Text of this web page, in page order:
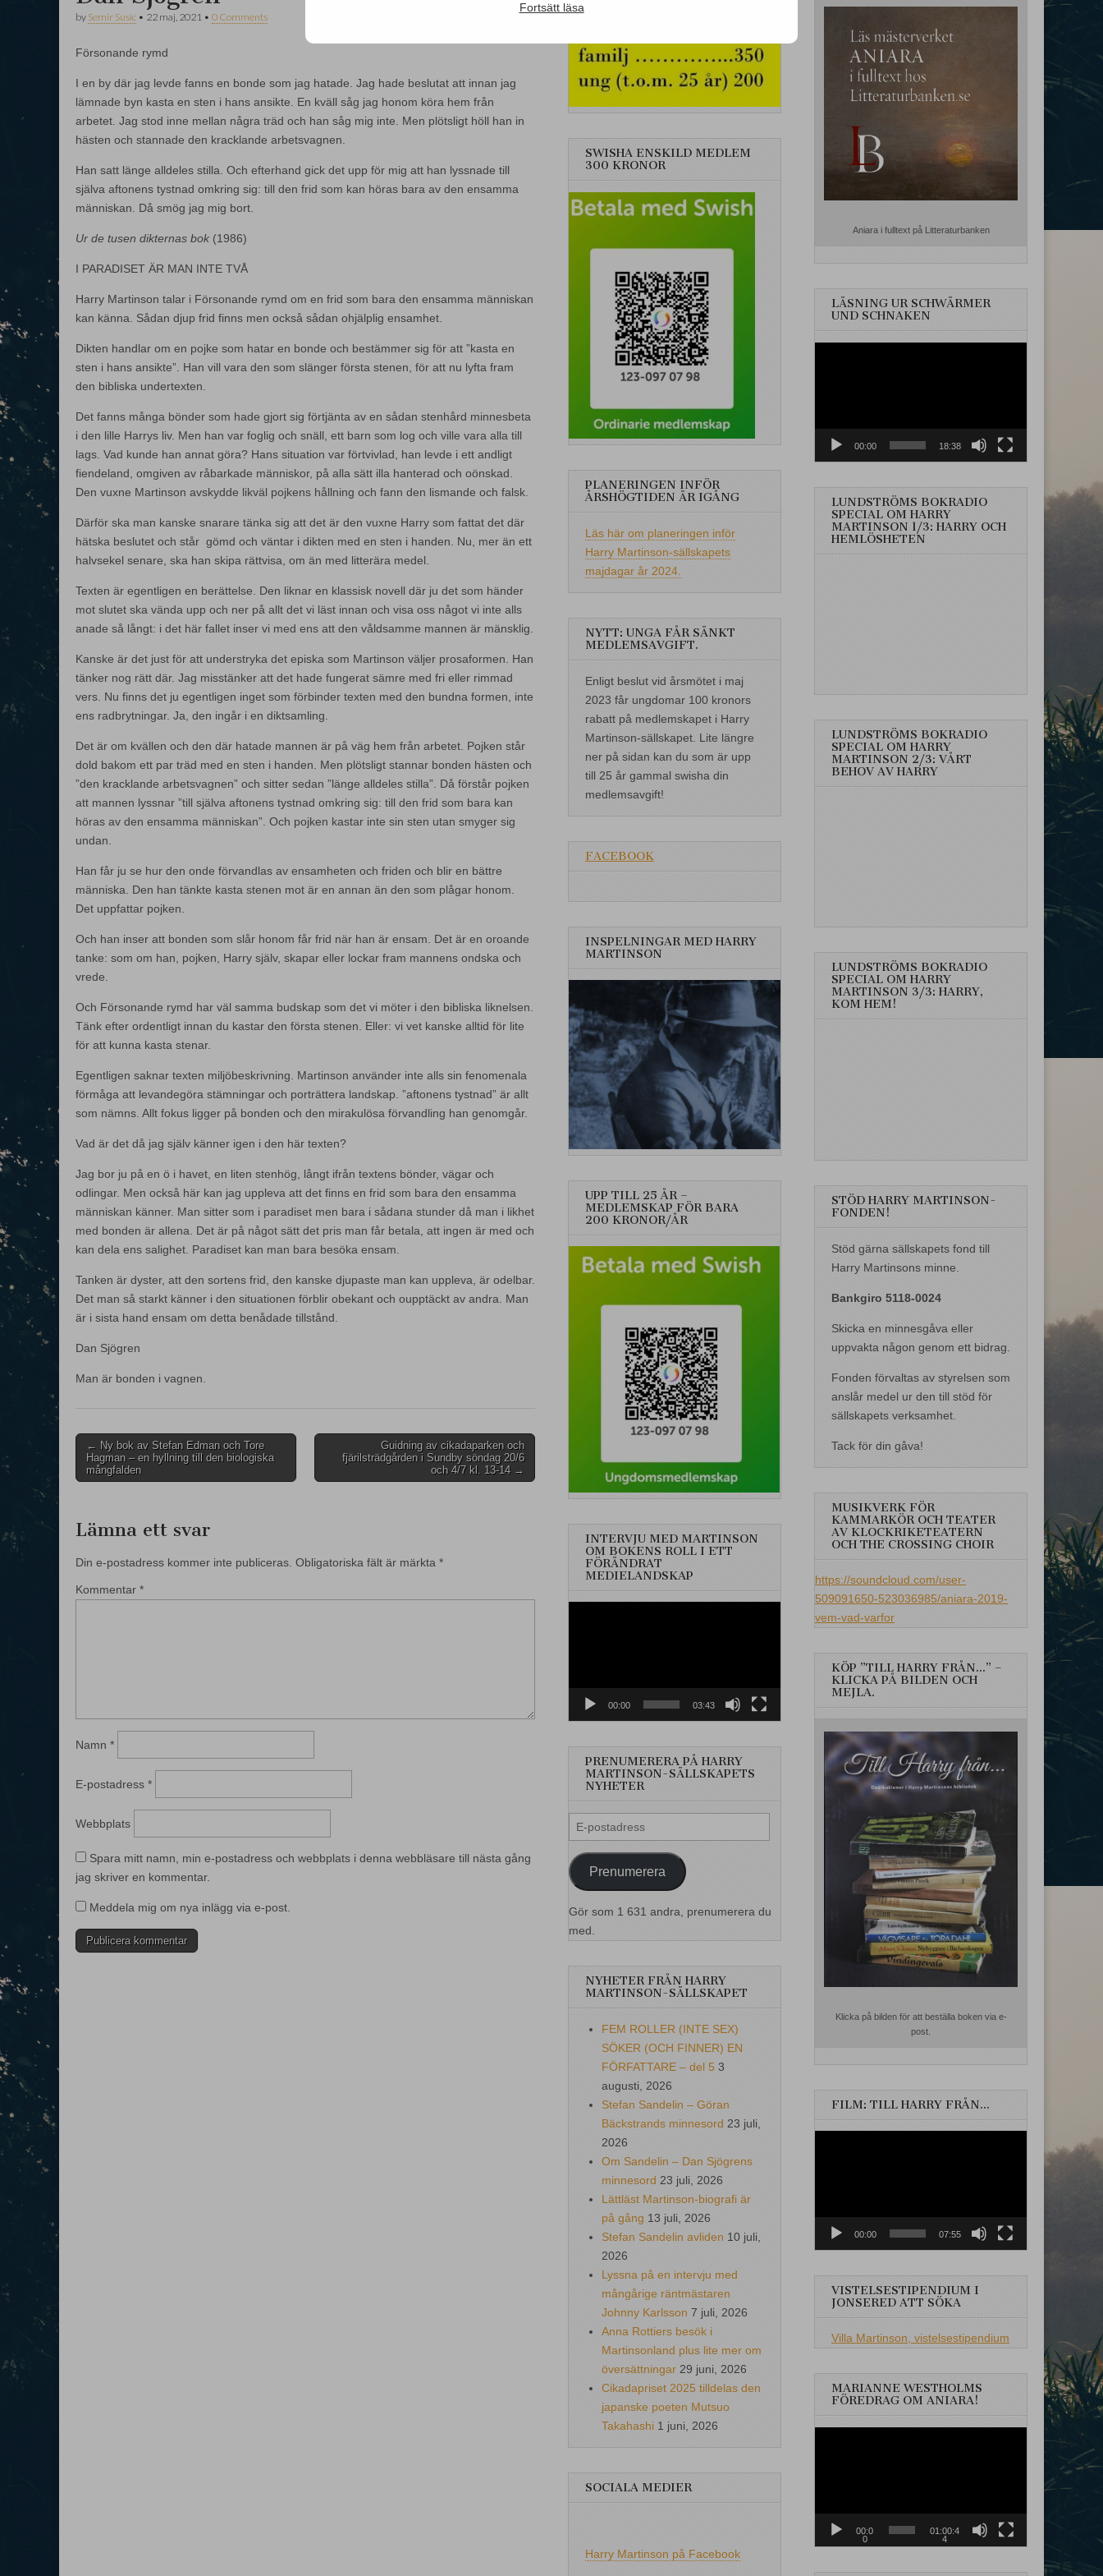
by Semir Susic • 22 maj, 2021 • 0 Comments
Försonande rymd
I en by där jag levde fanns en bonde som jag hatade. Jag hade beslutat att innan jag
lämnade byn kasta en sten i hans ansikte. En kväll såg jag honom köra hem från
arbetet. Jag stod inne mellan några träd och han såg mig inte. Men plötsligt höll han in
hästen och stannade den kracklande arbetsvagnen.
Han satt länge alldeles stilla. Och efterhand gick det upp för mig att han lyssnade till
själva aftonens tystnad omkring sig: till den frid som kan höras bara av den ensamma
människan. Då smög jag mig bort.
Ur de tusen dikternas bok (1986)
I PARADISET ÄR MAN INTE TVÅ
Harry Martinson talar i Försonande rymd om en frid som bara den ensamma människan
kan känna. Sådan djup frid finns men också sådan ohjälplig ensamhet.
Dikten handlar om en pojke som hatar en bonde och bestämmer sig för att ”kasta en
sten i hans ansikte”. Han vill vara den som slänger första stenen, för att nu lyfta fram
den bibliska undertexten.
Det fanns många bönder som hade gjort sig förtjänta av en sådan stenhård minnesbeta
i den lille Harrys liv. Men han var foglig och snäll, ett barn som log och ville vara alla till
lags. Vad kunde han annat göra? Hans situation var förtvivlad, han levde i ett andligt
fiendeland, omgiven av råbarkade människor, på alla sätt illa hanterad och oönskad.
Den vuxne Martinson avskydde likväl pojkens hållning och fann den lismande och falsk.
Därför ska man kanske snarare tänka sig att det är den vuxne Harry som fattat det där
hätska beslutet och står gömd och väntar i dikten med en sten i handen. Nu, mer än ett
halvsekel senare, ska han skipa rättvisa, om än med litterära medel.
Texten är egentligen en berättelse. Den liknar en klassisk novell där ju det som händer
mot slutet ska vända upp och ner på allt det vi läst innan och visa oss något vi inte alls
anade så långt: i det här fallet inser vi med ens att den våldsamme mannen är mänsklig.
Kanske är det just för att understryka det episka som Martinson väljer prosaformen. Han
tänker nog rätt där. Jag misstänker att det hade fungerat sämre med fri eller rimmad
vers. Nu finns det ju egentligen inget som förbinder texten med den bundna formen, inte
ens radbrytningar. Ja, den ingår i en diktsamling.
Det är om kvällen och den där hatade mannen är på väg hem från arbetet. Pojken står
dold bakom ett par träd med en sten i handen. Men plötsligt stannar bonden hästen och
”den kracklande arbetsvagnen” och sitter sedan ”länge alldeles stilla”. Då förstår pojken
att mannen lyssnar ”till själva aftonens tystnad omkring sig: till den frid som bara kan
höras av den ensamma människan”. Och pojken kastar inte sin sten utan smyger sig
undan.
Han får ju se hur den onde förvandlas av ensamheten och friden och blir en bättre
människa. Den han tänkte kasta stenen mot är en annan än den som plågar honom.
Det uppfattar pojken.
Och han inser att bonden som slår honom får frid när han är ensam. Det är en oroande
tanke: som om han, pojken, Harry själv, skapar eller lockar fram mannens ondska och
vrede.
Och Försonande rymd har väl samma budskap som det vi möter i den bibliska liknelsen.
Tänk efter ordentligt innan du kastar den första stenen. Eller: vi vet kanske alltid för lite
för att kunna kasta stenar.
Egentligen saknar texten miljöbeskrivning. Martinson använder inte alls sin fenomenala
förmåga att levandegöra stämningar och porträttera landskap. ”aftonens tystnad” är allt
som nämns. Allt fokus ligger på bonden och den mirakulösa förvandling han genomgår.
Vad är det då jag själv känner igen i den här texten?
Jag bor ju på en ö i havet, en liten stenhög, långt ifrån textens bönder, vägar och
odlingar. Men också här kan jag uppleva att det finns en frid som bara den ensamma
människan känner. Man sitter som i paradiset men bara i sådana stunder då man i likhet
med bonden är allena. Det är på något sätt det pris man får betala, att ingen är med och
kan dela ens salighet. Paradiset kan man bara besöka ensam.
Tanken är dyster, att den sortens frid, den kanske djupaste man kan uppleva, är odelbar.
Det man så starkt känner i den situationen förblir obekant och oupptäckt av andra. Man
är i sista hand ensam om detta benådade tillstånd.
Dan Sjögren
Man är bonden i vagnen.
Post
navigation
← Ny bok av Stefan Edman och Tore
Hagman – en hyllning till den biologiska
mångfalden
Guidning av cikadaparken och
fjärilsträdgården i Sundby söndag 20/6
och 4/7 kl. 13-14 →
Lämna ett svar
Din e-postadress kommer inte publiceras. Obligatoriska fält är märkta *
Kommentar *
Namn *
E-postadress *
Webbplats
Spara mitt namn, min e-postadress och webbplats i denna webbläsare till nästa gång
jag skriver en kommentar.
Meddela mig om nya inlägg via e-post.
SWISHA ENSKILD MEDLEM
300 KRONOR
PLANERINGEN INFÖR
ÅRSHÖGTIDEN ÄR IGÅNG
Läs här om planeringen inför
Harry Martinson-sällskapets
majdagar år 2024.
NYTT: UNGA FÅR SÄNKT
MEDLEMSAVGIFT.
Enligt beslut vid årsmötet i maj
2023 får ungdomar 100 kronors
rabatt på medlemskapet i Harry
Martinson-sällskapet. Lite längre
ner på sidan kan du som är upp
till 25 år gammal swisha din
medlemsavgift!
FACEBOOK
INSPELNINGAR MED HARRY
MARTINSON
UPP TILL 25 ÅR –
MEDLEMSKAP FÖR BARA
200 KRONOR/ÅR
INTERVJU MED MARTINSON
OM BOKENS ROLL I ETT
FÖRÄNDRAT
MEDIELANDSKAP
00:00 03:43
PRENUMERERA PÅ HARRY
MARTINSON-SÄLLSKAPETS
NYHETER
E-
postadress
Prenumerera
Gör som 1 631 andra, prenumerera du
med.
NYHETER FRÅN HARRY
MARTINSON-SÄLLSKAPET
FEM ROLLER (INTE SEX)
SÖKER (OCH FINNER) EN
FÖRFATTARE – del 5 3
augusti, 2026
Stefan Sandelin – Göran
Bäckstrands minnesord 23 juli,
2026
Om Sandelin – Dan Sjögrens
minnesord 23 juli, 2026
Lättläst Martinson-biografi är
på gång 13 juli, 2026
Stefan Sandelin avliden 10 juli,
2026
Lyssna på en intervju med
mångårige räntmästaren
Johnny Karlsson 7 juli, 2026
Anna Rottiers besök i
Martinsonland plus lite mer om
översättningar 29 juni, 2026
Cikadapriset 2025 tilldelas den
japanske poeten Mutsuo
Takahashi 1 juni, 2026
SOCIALA MEDIER
Harry Martinson på Facebook
Aniara i fulltext på Litteraturbanken
LÄSNING UR SCHWÄRMER
UND SCHNAKEN
00:00 18:38
LUNDSTRÖMS BOKRADIO
SPECIAL OM HARRY
MARTINSON 1/3: HARRY OCH
HEMLÖSHETEN
LUNDSTRÖMS BOKRADIO
SPECIAL OM HARRY
MARTINSON 2/3: VÅRT
BEHOV AV HARRY
LUNDSTRÖMS BOKRADIO
SPECIAL OM HARRY
MARTINSON 3/3: HARRY,
KOM HEM!
STÖD HARRY MARTINSON-
FONDEN!
Stöd gärna sällskapets fond till
Harry Martinsons minne.
Bankgiro 5118-0024
Skicka en minnesgåva eller
uppvakta någon genom ett bidrag.
Fonden förvaltas av styrelsen som
anslår medel ur den till stöd för
sällskapets verksamhet.
Tack för din gåva!
MUSIKVERK FÖR
KAMMARKÖR OCH TEATER
AV KLOCKRIKETEATERN
OCH THE CROSSING CHOIR
https://soundcloud.com/user-
509091650-523036985/aniara-2019-
vem-vad-varfor
KÖP ”TILL HARRY FRÅN…” –
KLICKA PÅ BILDEN OCH
MEJLA.
Klicka på bilden för att beställa boken via e-
post.
FILM: TILL HARRY FRÅN…
00:00 07:55
VISTELSESTIPENDIUM I
JONSERED ATT SÖKA
Villa Martinson, vistelsestipendium
MARIANNE WESTHOLMS
FÖREDRAG OM ANIARA!
00:0
0
01:00:4
4
Fortsätt läsa